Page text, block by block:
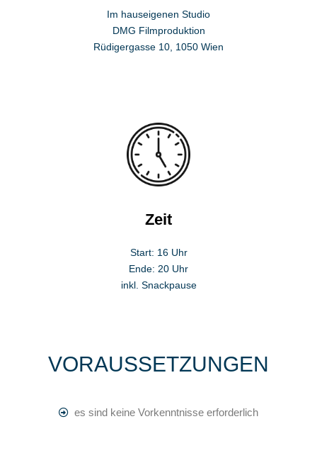
Im hauseigenen Studio
DMG Filmproduktion
Rüdigergasse 10, 1050 Wien
Zeit
Start: 16 Uhr
Ende: 20 Uhr
inkl. Snackpause
VORAUSSETZUNGEN
es sind keine Vorkenntnisse erforderlich